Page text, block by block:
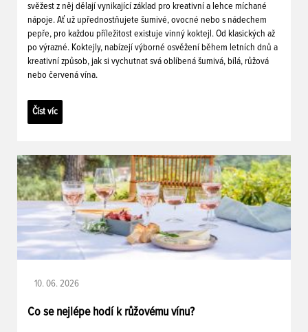
svěžest z něj dělají vynikající základ pro kreativní a lehce míchané
nápoje. Ať už upřednostňujete šumivé, ovocné nebo s nádechem
pepře, pro každou příležitost existuje vinný koktejl. Od klasických až
po výrazné. Koktejly, nabízejí výborné osvěžení během letních dnů a
kreativní způsob, jak si vychutnat svá oblíbená šumivá, bílá, růžová
nebo červená vína.
Číst víc
10. 06. 2026
Co se nejlépe hodí k růžovému vínu?